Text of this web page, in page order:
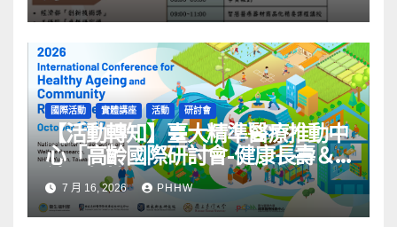
國際活動 實體講座 活動 研討會
【活動轉知】臺大精準醫療推動中
心「高齡國際研討會-健康長壽＆
社區韌性」
7 月 16, 2026 PHHW